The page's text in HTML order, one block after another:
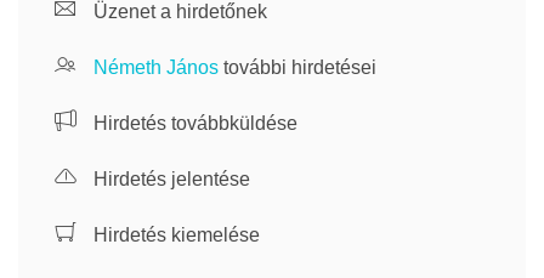
Üzenet a hirdetőnek
Németh János további hirdetései
Hirdetés továbbküldése
Hirdetés jelentése
Hirdetés kiemelése